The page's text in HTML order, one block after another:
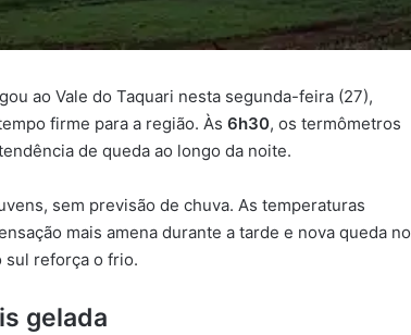
ao Vale do Taquari nesta segunda-feira (27),
firme para a região. Às6h30, os termômetros
de queda ao longo da noite.
sem previsão de chuva. As temperaturas
mais amena durante a tarde e nova queda no
sul reforça o frio.
gelada